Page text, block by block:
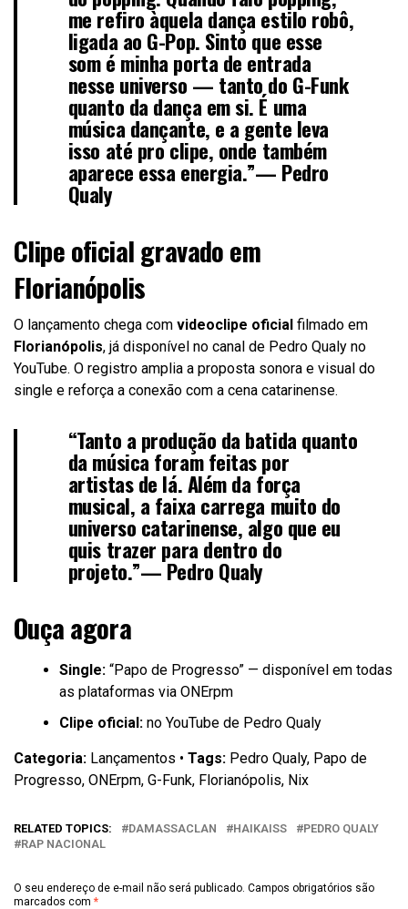
me refiro àquela dança estilo robô,
ligada ao G-Pop. Sinto que esse
som é minha porta de entrada
nesse universo — tanto do G-Funk
quanto da dança em si. É uma
música dançante, e a gente leva
isso até pro clipe, onde também
aparece essa energia.”— Pedro
Qualy
Clipe oficial gravado em
Florianópolis
O lançamento chega com videoclipe oficial filmado em
Florianópolis, já disponível no canal de Pedro Qualy no
YouTube. O registro amplia a proposta sonora e visual do
single e reforça a conexão com a cena catarinense.
“Tanto a produção da batida quanto
da música foram feitas por
artistas de lá. Além da força
musical, a faixa carrega muito do
universo catarinense, algo que eu
quis trazer para dentro do
projeto.”—Pedro Qualy
Ouça agora
Single: “Papo de Progresso” — disponível em todas
as plataformas via ONErpm
Clipe oficial: no YouTube de Pedro Qualy
Categoria: Lançamentos • Tags: Pedro Qualy, Papo de
Progresso, ONErpm, G-Funk, Florianópolis, Nix
RELATED TOPICS: DAMASSACLAN HAIKAISS
PEDRO QUALY
RAP NACIONAL
O seu endereço de e-mail não será publicado. Campos obrigatórios são
marcados com *